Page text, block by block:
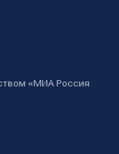
«МИА Россия